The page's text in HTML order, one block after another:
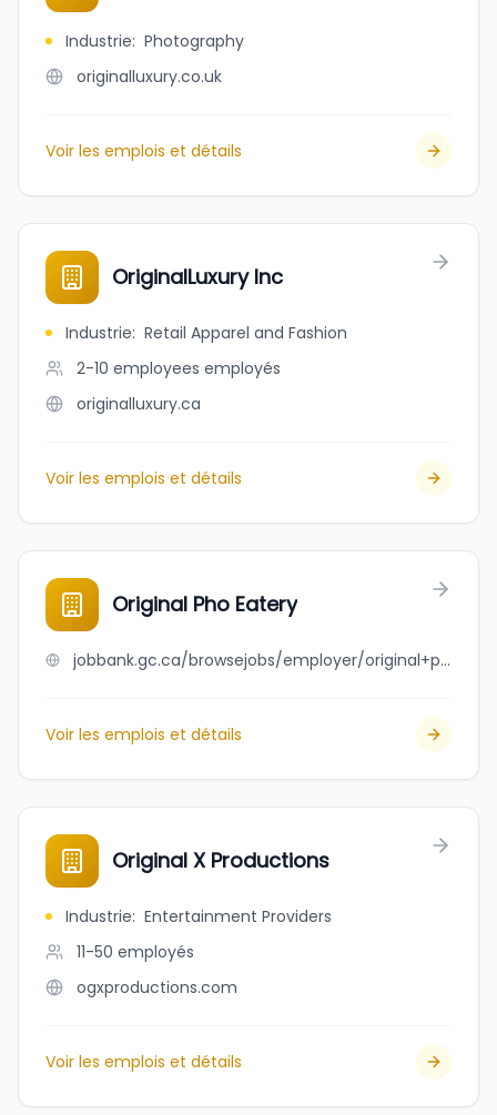
Industrie: Photography
originalluxury.co.uk
Voir les emplois et détails
OriginalLuxury Inc
Industrie: Retail Apparel and Fashion
2-10 employees employés
originalluxury.ca
Voir les emplois et détails
Original Pho Eatery
jobbank.gc.ca/browsejobs/employer/original+pho+eatery/ca
Voir les emplois et détails
Original X Productions
Industrie: Entertainment Providers
11-50 employés
ogxproductions.com
Voir les emplois et détails